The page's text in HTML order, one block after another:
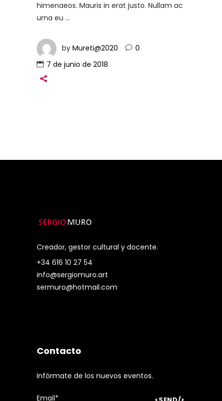
himenaeos. Mauris in erat justo. Nullam ac
urna eu
by Mureti@2020
0
7 de junio de 2018
Creador, gestor cultural y docente.
+34 616 10 27 54
info@sergiomuro.art
sermuro@hotmail.com
Contacto
Infórmate de los nuevos eventos.